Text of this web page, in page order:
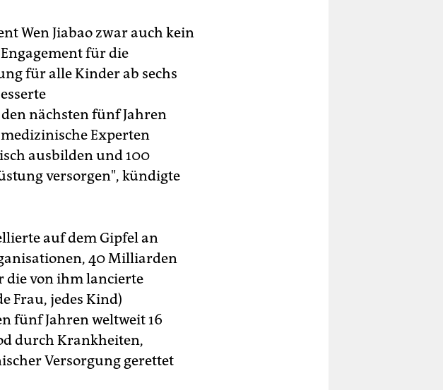
Wen Jiabao zwar auch kein
für die
für alle Kinder ab sechs
nächsten fünf Jahren
Experten
ausbilden und 100
versorgen", kündigte
auf dem Gipfel an
40 Milliarden
die von ihm lancierte
Frau, jedes Kind)
fünf Jahren weltweit 16
durch Krankheiten,
Versorgung gerettet